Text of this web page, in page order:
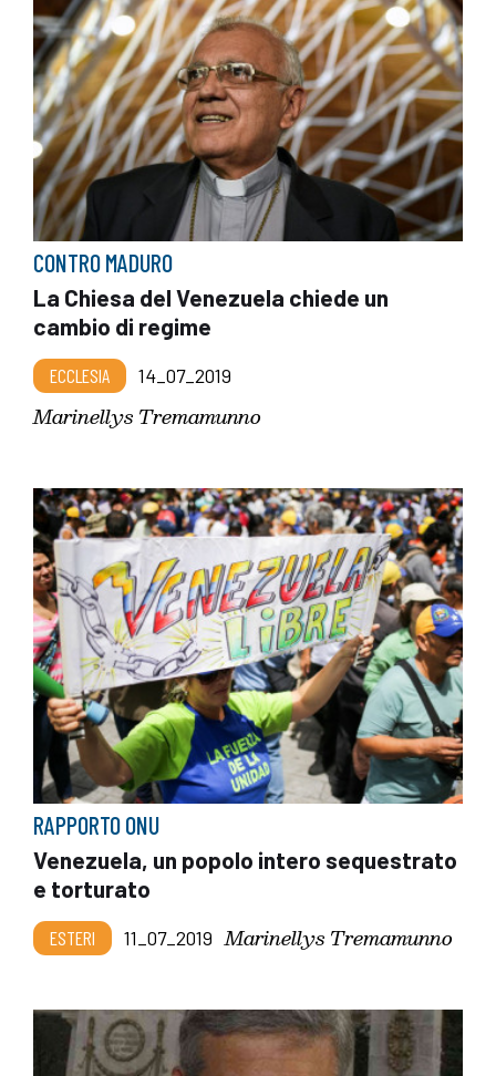
CONTRO MADURO
La Chiesa del Venezuela chiede un
cambio di regime
ECCLESIA 14_07_2019
Marinellys Tremamunno
RAPPORTO ONU
Venezuela, un popolo intero sequestrato
e torturato
ESTERI 11_07_2019 Marinellys Tremamunno